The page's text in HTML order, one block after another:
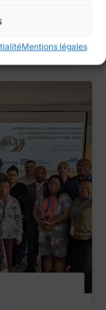
Mentions légales